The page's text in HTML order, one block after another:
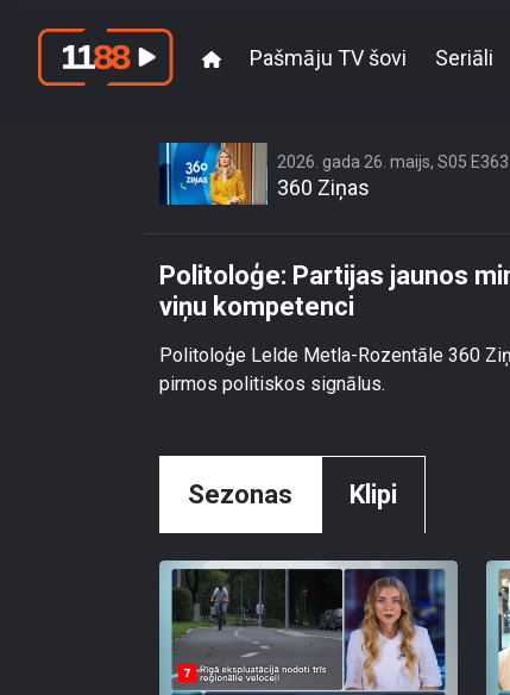
Pašmāju TV šovi Seriāli
2026. gada 26. maijs, S05 E363
360 Ziņas
Politoloģe: Partijas jaunos
viņu kompetenci
Politoloģe Lelde Metla-Rozentāle 360
pirmos politiskos signālus.
Sezonas Klipi